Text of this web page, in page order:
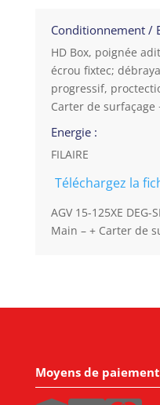
Conditionnement /
HD Box, poignée
écrou fixtec;
progressif,
Carter de
Energie :
FILAIRE
Téléchargez la
AGV 15-125XE DEG-
Main – + Carter de
Moyens de paiement